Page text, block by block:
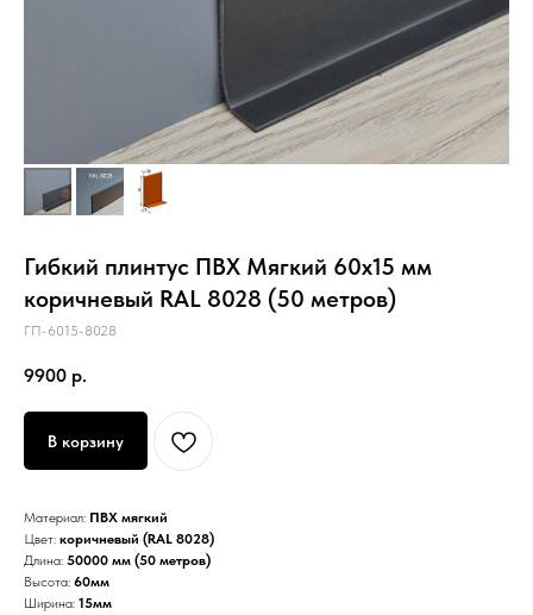
Гибкий плинтус ПВХ Мягкий 60х15 мм
коричневый RAL 8028 (50 метров)
ГП-6015-8028
9900 р.
В корзину
Материал: ПВХ мягкий
Цвет: коричневый (RAL 8028)
Длина: 50000 мм (50 метров)
Высота: 60мм
Ширина: 15мм